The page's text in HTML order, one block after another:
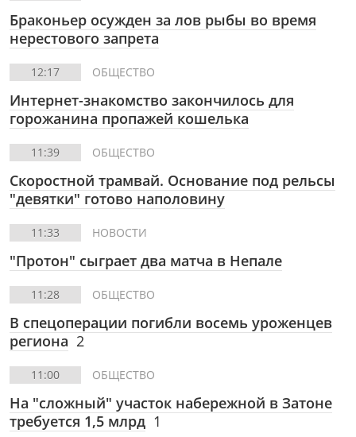
Браконьер осужден за лов рыбы во время
нерестового запрета
12:17 ОБЩЕСТВО
Интернет-знакомство закончилось для
горожанина пропажей кошелька
11:39 ОБЩЕСТВО
Скоростной трамвай. Основание под рельсы
"девятки" готово наполовину
11:33 НОВОСТИ
"Протон" сыграет два матча в Непале
11:28 ОБЩЕСТВО
В спецоперации погибли восемь уроженцев
региона 2
11:00 ОБЩЕСТВО
На "сложный" участок набережной в Затоне
требуется 1,5 млрд 1